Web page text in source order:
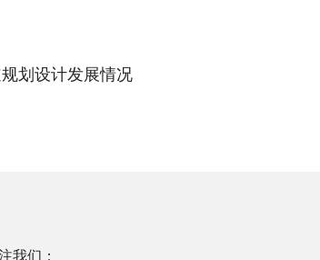
划设计发展情况
我们：